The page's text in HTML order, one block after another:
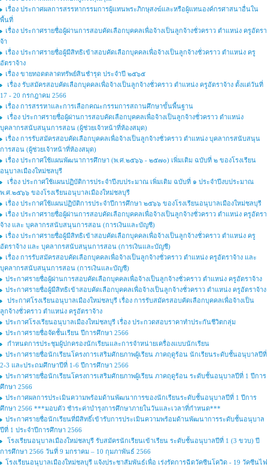
เรื่อง ประกาศผลการสรรหากรรมการผู้แทนพระภิกษุสงฆ์และหรือผู้แทนองค์กรศาสนาอื่นใน
พื้นที่
เรื่อง ประกาศรายชื่อผู้ผ่านการสอบคัดเลือกบุคคลเพื่อจ้างเป็นลูกจ้างชั่วคราว ตำแหน่ง ครูอัตรา
จ้า
เรื่อง ประกาศรายชื่อผู้มีสิทธิเข้าสอบคัดเลือกบุคคลเพื่อจ้างเป็นลูกจ้างชั่วคราว ตำแหน่ง ครู
อัตราจ้าง
เรื่อง ขายทอดตลาดทรัพย์สินชำรุด ประจำปี ๒๕๖๕
เรื่อง รับสมัครสอบคัดเลือกบุคคลเพื่อจ้างเป็นลูกจ้างชั่วคราว ตำแหน่ง ครูอัตราจ้าง ตั้งแต่วันที่
17 - 20 กรกฎาคม 2566
เรื่อง การสรรหาและการเลือกคณะกรรมการสถานศึกษาขั้นพื้นฐาน
เรื่อง ประกาศรายชื่อผู้ผ่านการสอบคัดเลือกบุคคลเพื่อจ้างเป็นลูกจ้างชั่วคราว ตำแหน่ง
บุคลากรสนับสนุนการสอน (ผู้ช่วยเจ้าหน้าที่ห้องสมุด)
เรื่อง การรับสมัครสอบคัดเลือกบุคคลเพื่อจ้างเป็นลูกจ้างชั่วคราว ตำแหน่ง บุคลากรสนับสนุน
การสอน (ผู้ช่วยเจ้าหน้าที่ห้องสมุด)
เรื่อง ประกาศใช้แผนพัฒนาการศึกษา (พ.ศ.๒๕๖๖ - ๒๕๗๐) เพิ่มเติม ฉบับที่ ๒ ของโรงเรียน
อนุบาลเมืองใหม่ชลบุรี
เรื่อง ประกาศใช้แผนปฏิบัติการประจำปีงบประมาณ เพิ่มเติม ฉบับที่ ๑ ประจำปีงบประมาณ
พ.ศ.๒๕๖๖ ของโรงเรียนอนุบาลเมืองใหม่ชลบุรี
เรื่อง ประกาศใช้แผนปฏิบัติการประจำปีการศึกษา ๒๕๖๖ ของโรงเรียนอนุบาลเมืองใหม่ชลบุรี
เรื่อง ประกาศรายชื่อผู้ผ่านการสอบคัดเลือกบุคคลเพื่อจ้างเป็นลูกจ้างชั่วคราว ตําแหน่ง ครูอัตรา
จ้าง และ บุคลากรสนับสนุนการสอน (การเงินและบัญชี)
เรื่อง ประกาศรายชื่อผู้มีสิทธิเข้าสอบคัดเลือกบุคคลเพื่อจ้างเป็นลูกจ้างชั่วคราว ตำแหน่ง ครู
อัตราจ้าง และ บุคลากรสนับสนุนการสอน (การเงินและบัญชี)
เรื่อง การรับสมัครสอบคัดเลือกบุคคลเพื่อจ้างเป็นลูกจ้างชั่วคราว ตำแหน่ง ครูอัตราจ้าง และ
บุคลากรสนับสนุนการสอน (การเงินและบัญชี)
ประกาศรายชื่อผู้ผ่านการสอบคัดเลือกบุคคลเพื่อจ้างเป็นลูกจ้างชั่วคราว ตำแหน่ง ครูอัตราจ้าง
ประกาศรายชื่อผู้มีสิทธิเข้าสอบคัดเลือกบุคคลเพื่อจ้างเป็นลูกจ้างชั่วคราว ตำแหน่ง ครูอัตราจ้าง
ประกาศโรงเรียนอนุบาลเมืองใหม่ชลบุรี เรื่อง การรับสมัครสอบคัดเลือกบุคคลเพื่อจ้างเป็น
ลูกจ้างชั่วคราว ตำแหน่ง ครูอัตราจ้าง
ประกาศโรงเรียนอนุบาลเมืองใหม่ชลบุรี เรื่อง ประกวดสอบราคาทำประกันชีวิตกลุ่ม
ประกาศรายชื่อจัดชั้นเรียน ปีการศึกษา 2566
กำหนดการประชุมผู้ปกครองนักเรียนและการจำหน่ายเครื่องแบบนักเรียน
ประกาศรายชื่อนักเรียนโครงการเสริมศักยภาพผู้เรียน ภาคฤดูร้อน นักเรียนระดับชั้นอนุบาลปีที่
2-3 และประถมศึกษาปีที่ 1-6 ปีการศึกษา 2566
ประกาศรายชื่อนักเรียนโครงการเสริมศักยภาพผู้เรียน ภาคฤดูร้อน ระดับชั้นอนุบาลปีที่ 1 ปีการ
ศึกษา 2566
ประกาศผลการประเมินความพร้อมด้านพัฒนาการของนักเรียนระดับชั้นอนุบาลปีที่ 1 ปีการ
ศึกษา 2566 ***มอบตัว ชำระค่าบำรุงการศึกษาภายในวันและเวลาที่กำหนด***
ประกาศรายชื่อนักเรียนที่มีสิทธิ์เข้ารับการประเมินความพร้อมด้านพัฒนาการระดับชั้นอนุบาล
ปีที่ 1 ประจำปีการศึกษา 2566
โรงเรียนอนุบาลเมืองใหม่ชลบุรี รับสมัครนักเรียนเข้าเรียน ระดับชั้นอนุบาลปีที่ 1 (3 ขวบ) ปี
การศึกษา 2566 วันที่ 9 มกราคม – 10 กุมภาพันธ์ 2566
โรงเรียนอนุบาลเมืองใหม่ชลบุรี แจ้งประชาสัมพันธ์เพื่อ เร่งรัดการฉีดวัคซีนโควิด - 19 วัคซีนไฟ